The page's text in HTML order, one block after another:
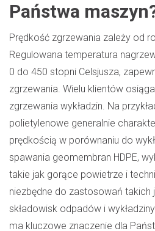
Państwa
Prędkość zgrzewania zależy od
Regulowana temperatura
0 do 450 stopni Celsjusza,
zgrzewania. Wielu klientów
zgrzewania wykładzin. Na
polietylenowe generalnie
prędkością w porównaniu do
spawania geomembran HDPE,
takie jak gorące powietrze i
niezbędne do zastosowań takich
składowisk odpadów i
ma kluczowe znaczenie dla